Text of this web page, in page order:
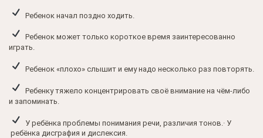
Ребенок начал поздно ходить.
Ребенок может только короткое время заинтересованно
играть.
Ребенок «плохо» слышит и ему надо несколько раз повторять.
Ребенку тяжело концентрировать своё внимание на чём-либо
и запоминать.
У ребёнка проблемы понимания речи, различия тонов.· У
ребёнка дисграфия и дислексия.